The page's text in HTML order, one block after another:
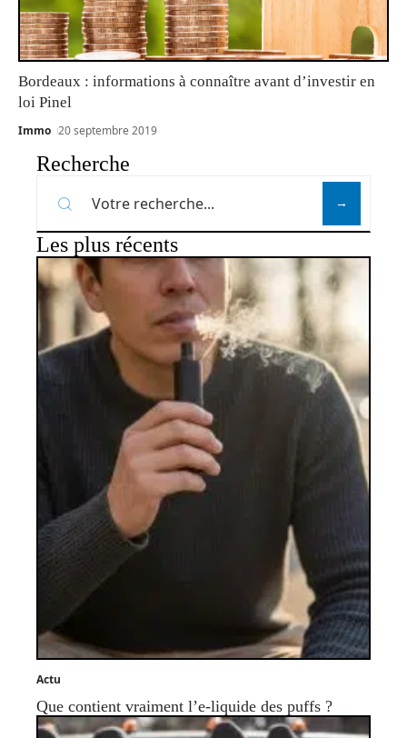
Bordeaux : informations à connaître avant d’investir en
loi Pinel
Immo 20 septembre 2019
Recherche
Les plus récents
Actu
Que contient vraiment l’e-liquide des puffs ?